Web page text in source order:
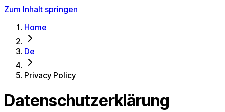
Zum Inhalt springen
Home
De
Privacy Policy
Datenschutzerklärung